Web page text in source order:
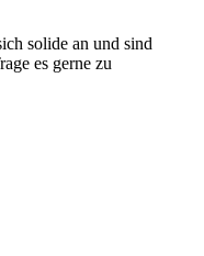
solide an und sind
es gerne zu